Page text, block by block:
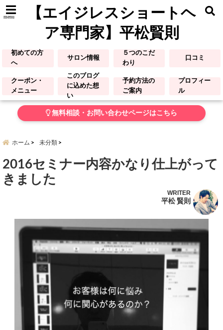
menu
【エイジレスショートヘ
ア専門家】平松賢則
初めての方
へ
サロン情報
５つのこだ
わり
口コミ
クーポン・
メニュー
このブログ
に込めた想
い
予約方法の
ご案内
プロフィー
ル
無料相談・お問い合わせページはこちら
ホーム 未分類
2016セミナー内容かなり仕上がって
きました
WRITER
平松 賢則